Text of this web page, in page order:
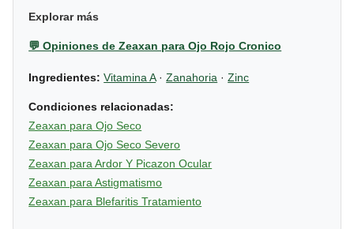
Explorar más
💬 Opiniones de Zeaxan para Ojo Rojo Cronico
Ingredientes: Vitamina A·Zanahoria ·Zinc
Condiciones relacionadas:
Zeaxan para Ojo Seco
Zeaxan para Ojo Seco Severo
Zeaxan para Ardor Y Picazon Ocular
Zeaxan para Astigmatismo
Zeaxan para Blefaritis Tratamiento